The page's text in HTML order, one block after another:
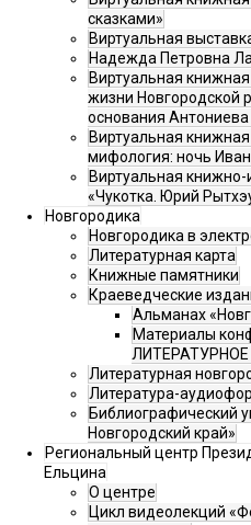
сказками»
Виртуальная
Надежда Петровна
Виртуальная
жизни Новгородской
основания
Виртуальная
мифология: ночь
Виртуальная
«Чукотка. Юрий
Новгородика
Новгородика в
Литературная карта
Книжные памятники
Краеведческие
Альманах
Материалы
ЛИТЕРАТУРНОЕ
Литературная
Литература-
Библиографический
Новгородский край»
Региональный центр
Ельцина
О центре
Цикл видеолекций